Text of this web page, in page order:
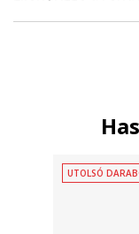
UTOLSÓ